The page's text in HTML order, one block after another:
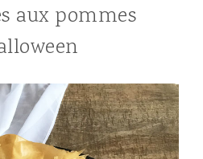
aux pommes